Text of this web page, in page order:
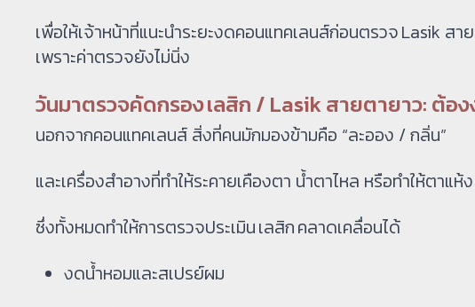
เพื่อให้เจ้าหน้าที่แนะนำระยะงดคอนแทคเลนส์ก่อนตรวจ Lasik
เพราะค่าตรวจยังไม่นิ่ง
วันมาตรวจคัดกรอง เลสิก / Lasik สายตายาว: ต้อ
นอกจากคอนแทคเลนส์ สิ่งที่คนมักมองข้ามคือ “ละออง / กลิ่น”
และเครื่องสำอางที่ทำให้ระคายเคืองตา น้ำตาไหล หรือทำให้ตาแห้ง
ซึ่งทั้งหมดทำให้การตรวจประเมิน เลสิก คลาดเคลื่อนได้
งดน้ำหอมและสเปรย์ผม